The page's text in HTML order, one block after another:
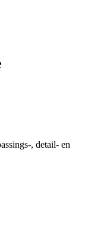
, detail- en